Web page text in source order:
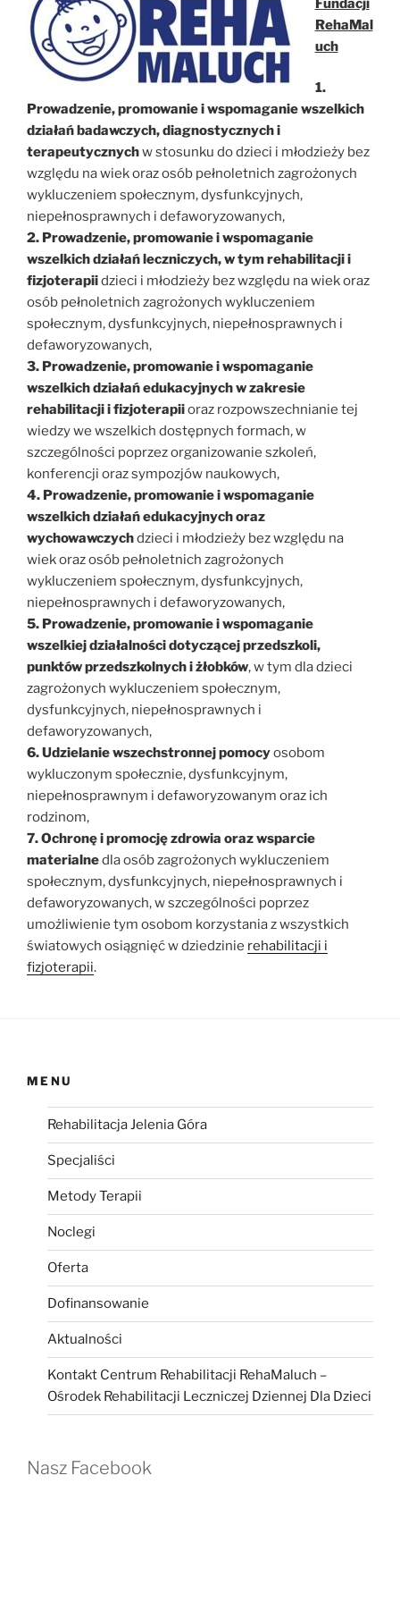
RehaMal
uch
1.
Prowadzenie, promowanie i wspomaganie wszelkich
działań badawczych, diagnostycznych i
terapeutycznychw stosunku do dzieci i młodzieży bez
względu na wiek oraz osób pełnoletnich zagrożonych
wykluczeniem społecznym, dysfunkcyjnych,
niepełnosprawnych i defaworyzowanych,
2. Prowadzenie, promowanie i wspomaganie
wszelkich działań leczniczych, w tym rehabilitacji i
fizjoterapiidzieci i młodzieży bez względu na wiek oraz
osób pełnoletnich zagrożonych wykluczeniem
społecznym, dysfunkcyjnych, niepełnosprawnych i
defaworyzowanych,
3. Prowadzenie, promowanie i wspomaganie
wszelkich działań edukacyjnych w zakresie
rehabilitacji i fizjoterapiioraz rozpowszechnianie tej
wiedzy we wszelkich dostępnych formach, w
szczególności poprzez organizowanie szkoleń,
konferencji oraz sympozjów naukowych,
4. Prowadzenie, promowanie i wspomaganie
wszelkich działań edukacyjnych oraz
wychowawczychdzieci i młodzieży bez względu na
wiek oraz osób pełnoletnich zagrożonych
wykluczeniem społecznym, dysfunkcyjnych,
niepełnosprawnych i defaworyzowanych,
5. Prowadzenie, promowanie i wspomaganie
wszelkiej działalności dotyczącej przedszkoli,
punktów przedszkolnych i żłobków, w tym dla dzieci
zagrożonych wykluczeniem społecznym,
dysfunkcyjnych, niepełnosprawnych i
defaworyzowanych,
6. Udzielanie wszechstronnej pomocyosobom
wykluczonym społecznie, dysfunkcyjnym,
niepełnosprawnym i defaworyzowanym oraz ich
rodzinom,
7. Ochronę i promocję zdrowia oraz wsparcie
materialnedla osób zagrożonych wykluczeniem
społecznym, dysfunkcyjnych, niepełnosprawnych i
defaworyzowanych, w szczególności poprzez
umożliwienie tym osobom korzystania z wszystkich
światowych osiągnięć w dziedzinie rehabilitacji i
fizjoterapii.
MENU
Rehabilitacja Jelenia Góra
Specjaliści
Metody Terapii
Noclegi
Oferta
Dofinansowanie
Aktualności
Kontakt Centrum Rehabilitacji RehaMaluch –
Ośrodek Rehabilitacji Leczniczej Dziennej Dla Dzieci
Nasz Facebook